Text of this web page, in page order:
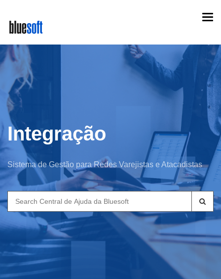
main
content
Integração
Sistema de Gestão para Redes Varejistas e Atacadistas
Search
for: